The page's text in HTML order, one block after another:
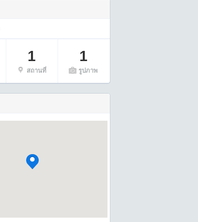
1
สถานที่
1
รูปภาพ